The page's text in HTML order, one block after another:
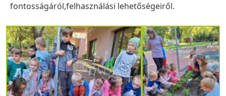
fontosságáról,felhasználási lehetőségeiről.